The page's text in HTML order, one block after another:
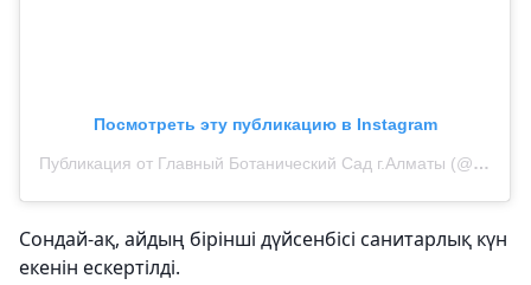
Посмотреть эту публикацию в Instagram
Публикация от Главный Ботанический Сад г.Алматы (@botsadkz)
Сондай-ақ, айдың бірінші дүйсенбісі санитарлық күн
екенін ескертілді.